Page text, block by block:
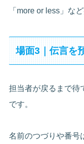
「more or less」な
場面3｜伝言を
担当者が戻るまで待
です。
名前のつづりや番号